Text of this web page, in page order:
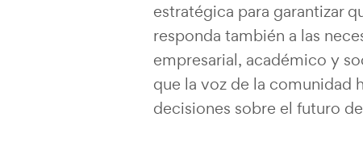
estratégica para garantizar
responda también a las
empresarial, académico y
que la voz de la comunidad
decisiones sobre el futuro